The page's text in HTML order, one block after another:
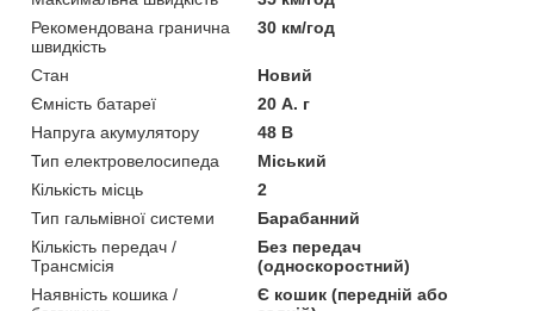
Рекомендована гранична
швидкість
30 км/год
Стан
Новий
Ємність батареї
20 А. г
Напруга акумулятору
48 В
Тип електровелосипеда
Міський
Кількість місць
2
Тип гальмівної системи
Барабанний
Кількість передач /
Трансмісія
Без передач
(односкоростний)
Наявність кошика /
Є кошик (передній або